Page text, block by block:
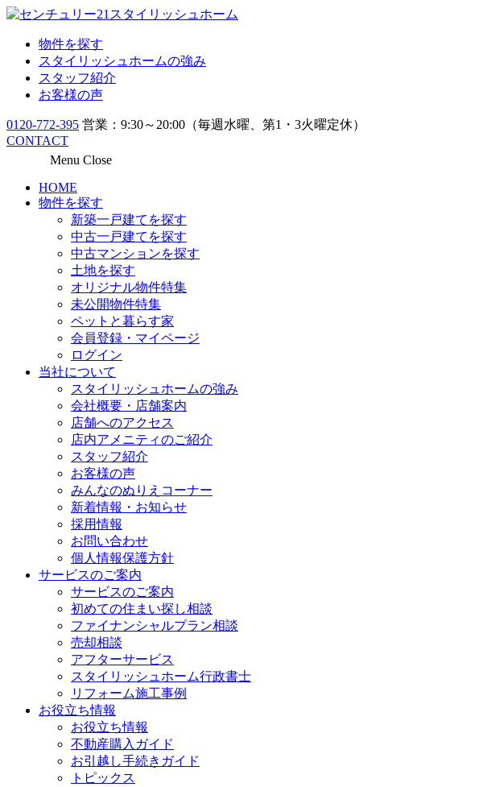
物件を探す
スタイリッシュホームの強み
スタッフ紹介
お客様の声
0120-772-395 営業：9:30～20:00（毎週水曜、第1・3火曜定休）
CONTACT
Menu Close
HOME
物件を探す
新築一戸建てを探す
中古一戸建てを探す
中古マンションを探す
土地を探す
オリジナル物件特集
未公開物件特集
ペットと暮らす家
会員登録・マイページ
ログイン
当社について
スタイリッシュホームの強み
会社概要・店舗案内
店舗へのアクセス
店内アメニティのご紹介
スタッフ紹介
お客様の声
みんなのぬりえコーナー
新着情報・お知らせ
採用情報
お問い合わせ
個人情報保護方針
サービスのご案内
サービスのご案内
初めての住まい探し相談
ファイナンシャルプラン相談
売却相談
アフターサービス
スタイリッシュホーム行政書士
リフォーム施工事例
お役立ち情報
お役立ち情報
不動産購入ガイド
お引越し手続きガイド
トピックス